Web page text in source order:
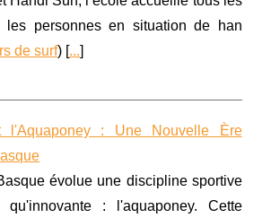
les personnes en situation de han
de surf) [...]
l'Aquaponey : Une Nouvelle Ère
évolue une discipline sportive
qu'innovante : l'aquaponey. Cette